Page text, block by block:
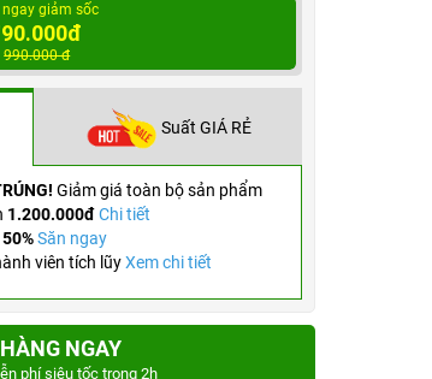
ngay giảm sốc
990.000 đ
Suất GIÁ RẺ
Giảm giá toàn bộ sản phẩm
1.200.000đ Chi tiết
50% Săn ngay
viên tích lũyXem chi tiết
NGAY
phí siêu tốc trong 2h